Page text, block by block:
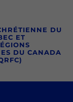
DU
ET
DU CANADA